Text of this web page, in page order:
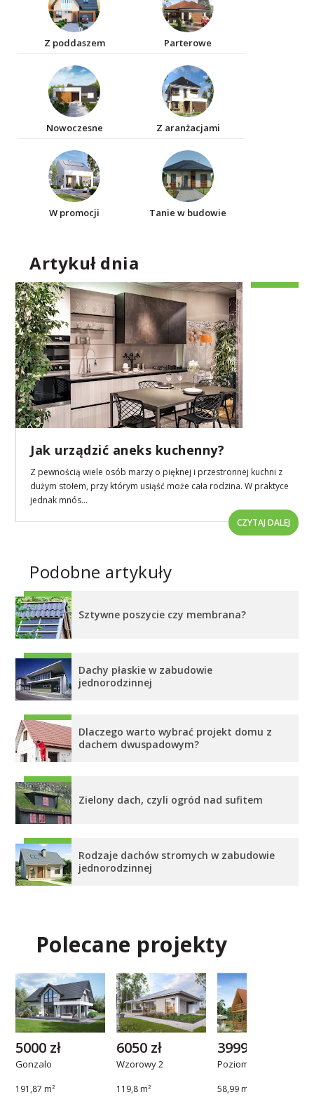
Z poddaszem Parterowe
Nowoczesne Z aranżacjami
W promocji Tanie w budowie
Artykuł dnia
Jak urządzić aneks kuchenny?
Z pewnością wiele osób marzy o pięknej i przestronnej kuchni z
dużym stołem, przy którym usiąść może cała rodzina. W praktyce
jednak mnós...
CZYTAJ DALEJ
Podobne artykuły
Sztywne poszycie czy membrana?
Dachy płaskie w zabudowie
jednorodzinnej
Dlaczego warto wybrać projekt domu z
dachem dwuspadowym?
Zielony dach, czyli ogród nad sufitem
Rodzaje dachów stromych w zabudowie
jednorodzinnej
Polecane projekty
Gonzalo
191,87 m²
5000 zł
Wzorowy 2
119,8 m²
6050 zł
Poziomka dr-S
58,99 m²
3999 zł